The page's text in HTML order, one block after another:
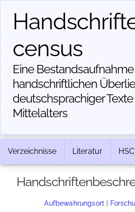
census
Eine
handschriftlichen
deutschsprachiger
Mittelalters
Verzeichnisse Literatur HSC
Aufbewahrungsort |